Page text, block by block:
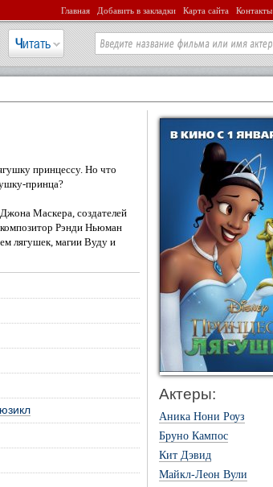
Главная Добавить в закладки Карта сайта Контакты
Читать
принцессу. Но что
принца?
Маскера, создателей
Рэнди Ньюман
лягушек, магии Вуду и
Актеры:
Аника Нони Роуз
Бруно Кампос
Кит Дэвид
Майкл-Леон Вули